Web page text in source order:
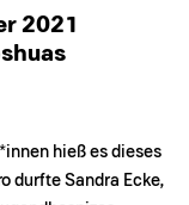
2021
hieß es dieses
durfte Sandra Ecke,